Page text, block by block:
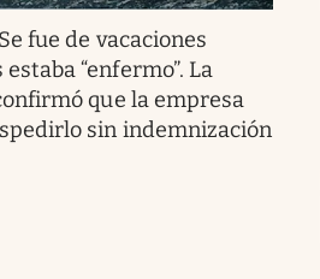
Se fue de vacaciones
“enfermo”. La
que la empresa
sin indemnización